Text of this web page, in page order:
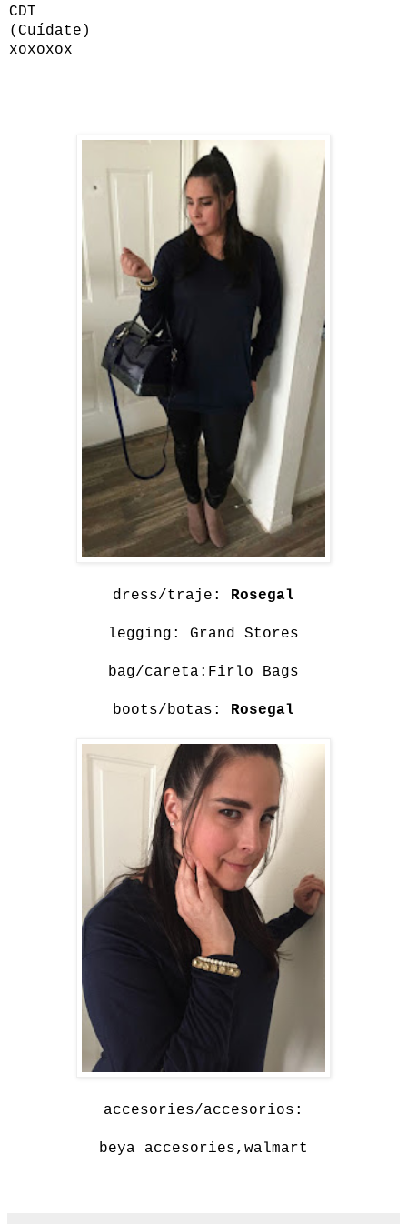
CDT
(Cuídate)
xoxoxox
dress/traje: Rosegal
legging: Grand Stores
bag/careta:Firlo Bags
boots/botas: Rosegal
accesories/accesorios:
beya accesories,walmart